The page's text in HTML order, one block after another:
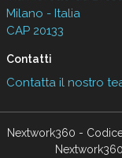
Milano - Italia
CAP 20133
Contatti
Contatta il nostro
Nextwork360 -